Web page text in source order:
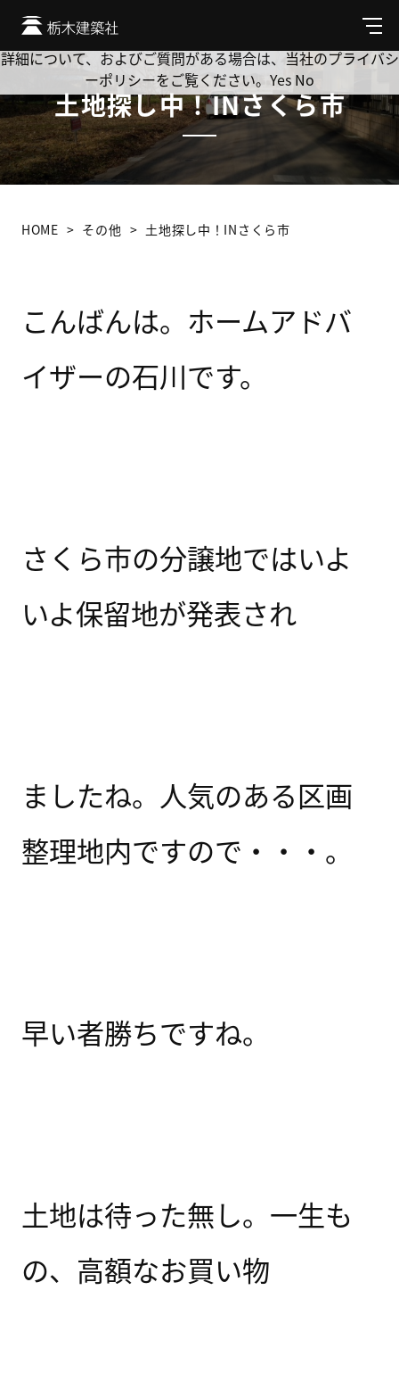
メ
ニ
ュ
土地探し中！INさくら市
HOME その他 土地探し中！INさくら市
こんばんは。ホームアドバ
イザーの石川です。
さくら市の分譲地ではいよ
いよ保留地が発表され
ましたね。人気のある区画
整理地内ですので・・・。
早い者勝ちですね。
土地は待った無し。一生も
の、高額なお買い物
Cookie を使用して、お客様の活動を追跡してもよろしいです
か? 当社ではお客様のプライバシーを極めて重視しています。
詳細について、およびご質問がある場合は、当社のプライバシ
ーポリシーをご覧ください。 Yes No